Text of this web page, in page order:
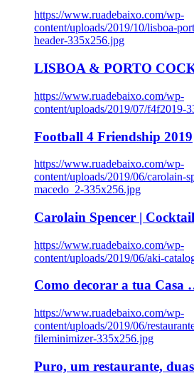
https://www.ruadebaixo.com/wp-
content/uploads/2019/10/lisboa-
header-335x256.jpg
LISBOA & PORTO
https://www.ruadebaixo.com/wp-
content/uploads/2019/07/f4f2019-
Football 4 Friendship 2019
https://www.ruadebaixo.com/wp-
content/uploads/2019/06/carolain-
macedo_2-335x256.jpg
Carolain Spencer |
https://www.ruadebaixo.com/wp-
content/uploads/2019/06/aki-
Como decorar a tua Casa
https://www.ruadebaixo.com/wp-
content/uploads/2019/06/
fileminimizer-335x256.jpg
Puro, um restaurante,